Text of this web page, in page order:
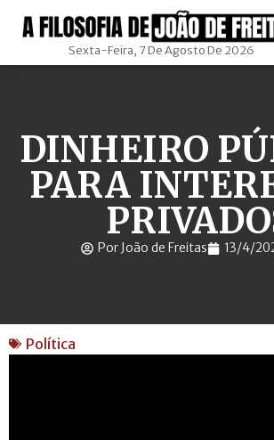
Sexta-Feira, 7 De Agosto De 2026
DINHEIRO
PARA
Por João de Freitas 13/4/
Política